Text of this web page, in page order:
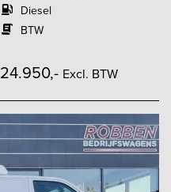
Diesel
BTW
24.950,- Excl. BTW